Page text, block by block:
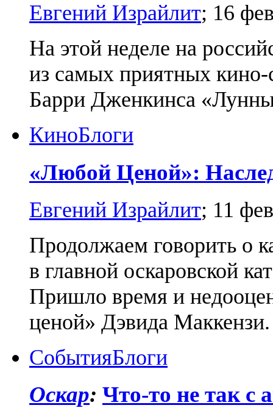
Евгений Израйлит; 16
На этой неделе на
из самых приятных
Барри Дженкинса
КиноБлоги
«Любой Ценой»:
Евгений Израйлит; 11
Продолжаем говорить о
в главной оскаровской
Пришло время и
ценой» Дэвида Маккензи.
СобытияБлоги
Оскар: Что-то не так с